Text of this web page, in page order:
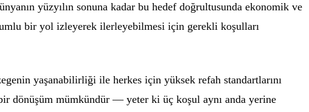
yüzyılın sonuna kadar bu hedef doğrultusunda ekonomik ve
bir yol izleyerek ilerleyebilmesi için gerekli koşulları
yaşanabilirliği ile herkes için yüksek refah standartlarını
dönüşüm mümkündür — yeter ki üç koşul aynı anda yerine